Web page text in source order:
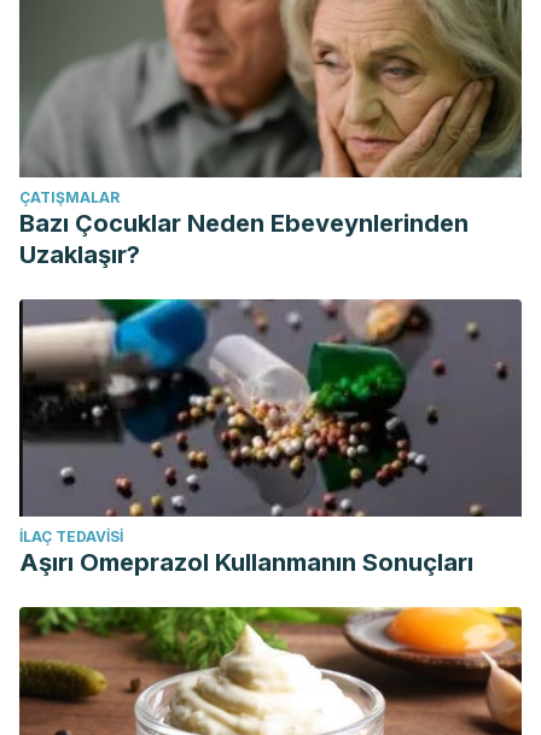
ÇATIŞMALAR
Bazı Çocuklar Neden Ebeveynlerinden
Uzaklaşır?
İLAÇ TEDAVISI
Aşırı Omeprazol Kullanmanın Sonuçları